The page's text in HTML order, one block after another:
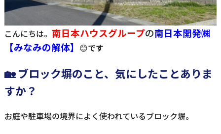
こんにちは。 南日本ハウスグループの南日本開発㈱
【みなみの解体】 😊です
🏡 ブロック塀のこと、気にしたことありま
すか？
お庭や駐車場の境界によく使われているブロック塀。